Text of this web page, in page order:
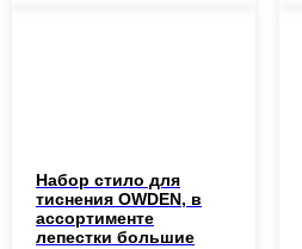
Набор стило для
тиснения OWDEN, в
ассортименте
лепестки большие